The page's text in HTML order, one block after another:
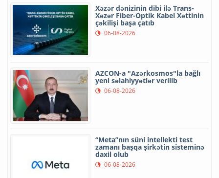
Xəzər dənizinin dibi ilə Trans-
Xəzər Fiber-Optik Kabel Xəttinin
çəkilişi başa çatıb
06-08-2026
AZCON-a "Azərkosmos"la bağlı
yeni səlahiyyətlər verilib
06-08-2026
“Meta”nın süni intellekti test
zamanı başqa şirkətin sisteminə
daxil olub
06-08-2026